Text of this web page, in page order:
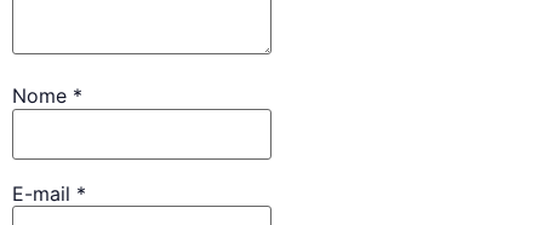
Nome *
E-mail *